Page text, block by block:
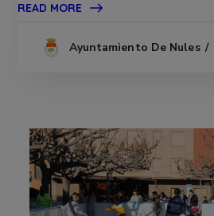
READ MORE
Ayuntamiento De Nules